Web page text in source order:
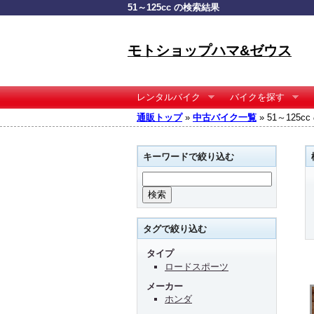
51～125cc の検索結果
モトショップハマ&ゼウス
レンタルバイク
バイクを探す
通販トップ» 中古バイク一覧 » 51～125cc
キーワードで絞り込む
タグで絞り込む
タイプ
ロードスポーツ
メーカー
ホンダ